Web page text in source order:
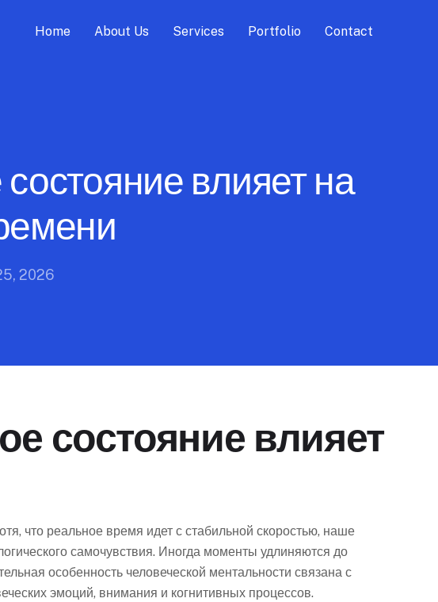
Home About Us Services Portfolio Contact
влияет на
2026
состояние влияет
что реальное время идет с стабильной скоростью, наше
самочувствия. Иногда моменты удлиняются до
особенность человеческой ментальности связана с
эмоций, внимания и когнитивных процессов.